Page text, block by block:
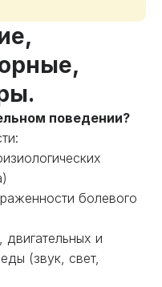
поведении?
болевого
и
(звук, свет,